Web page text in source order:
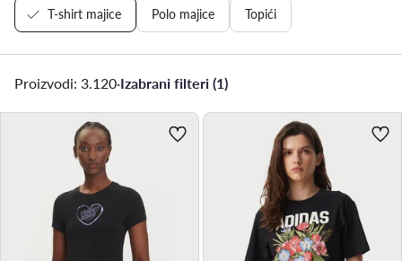
T-shirt majice Polo majice Topići
Proizvodi: 3.120·Izabrani filteri (1)